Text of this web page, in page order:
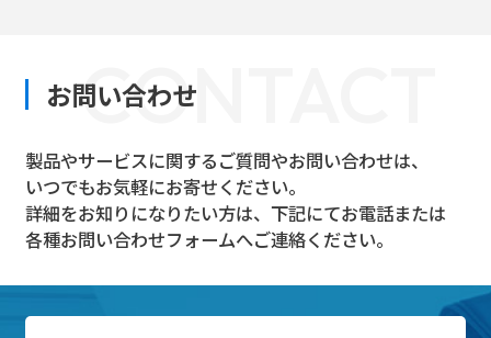
CONTACT
お問い合わせ
製品やサービスに関するご質問やお問い合わせは、
いつでもお気軽にお寄せください。
詳細をお知りになりたい方は、下記にてお電話または
各種お問い合わせフォームへご連絡ください。